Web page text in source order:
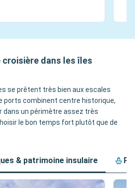
dans les îles
se prêtent très bien aux escales
ports combinent centre historique,
dans un périmètre assez très
le bon temps fort plutôt que de
& patrimoine insulaire